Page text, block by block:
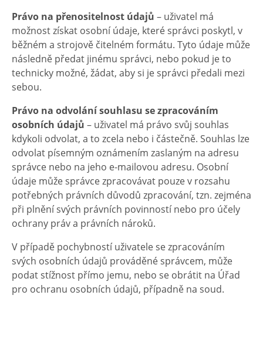
Právo na přenositelnost údajů – uživatel má
možnost získat osobní údaje, které správci poskytl, v
běžném a strojově čitelném formátu. Tyto údaje může
následně předat jinému správci, nebo pokud je to
technicky možné, žádat, aby si je správci předali mezi
sebou.
Právo na odvolání souhlasu se zpracováním
osobních údajů – uživatel má právo svůj souhlas
kdykoli odvolat, a to zcela nebo i částečně. Souhlas lze
odvolat písemným oznámením zaslaným na adresu
správce nebo na jeho e-mailovou adresu. Osobní
údaje může správce zpracovávat pouze v rozsahu
potřebných právních důvodů zpracování, tzn. zejména
při plnění svých právních povinností nebo pro účely
ochrany práv a právních nároků.
V případě pochybností uživatele se zpracováním
svých osobních údajů prováděné správcem, může
podat stížnost přímo jemu, nebo se obrátit na Úřad
pro ochranu osobních údajů, případně na soud.